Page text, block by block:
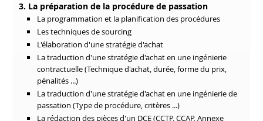
3. La préparation de la procédure de passation
La programmation et la planification des procédures
Les techniques de sourcing
L'élaboration d'une stratégie d'achat
La traduction d'une stratégie d'achat en une ingénierie
contractuelle (Technique d'achat, durée, forme du prix,
pénalités ...)
La traduction d'une stratégie d'achat en une ingénierie de
passation (Type de procédure, critères ...)
La rédaction des pièces d'un DCE (CCTP, CCAP, Annexe